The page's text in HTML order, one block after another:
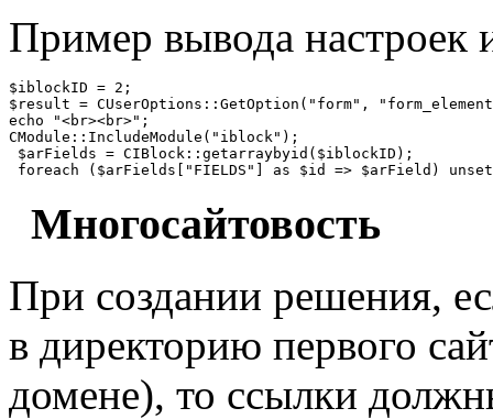
Пример вывода настроек
$iblockID = 2;
$result = CUserOptions::GetOption("form",
echo "<br><br>";
CModule::IncludeModule("iblock");
$arFields = CIBlock::getarraybyid($iblockID);
foreach ($arFields["FIELDS"] as $id => $arField)
Многосайтовость
При создании решения,
в директорию первого
домене), то ссылки